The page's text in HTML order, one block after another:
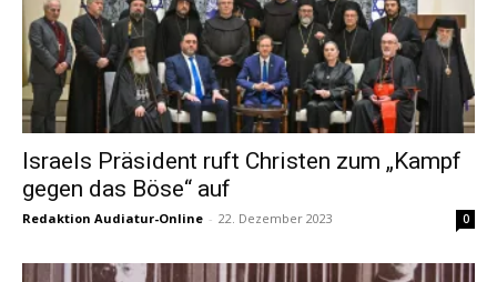
Israels Präsident ruft Christen zum „Kampf
gegen das Böse“ auf
Redaktion Audiatur-Online - 22. Dezember 2023 0